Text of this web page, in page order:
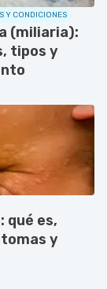
Y CONDICIONES
(miliaria):
tipos y
qué es,
y